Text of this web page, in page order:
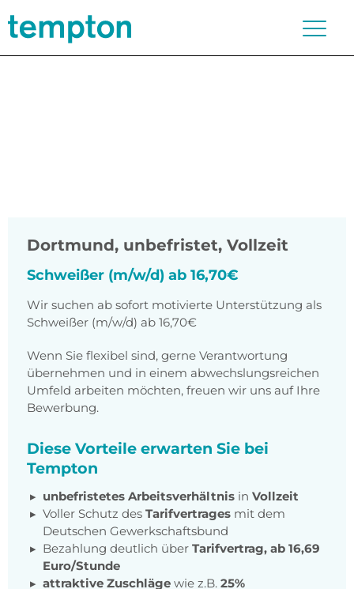
Dortmund, unbefristet, Vollzeit
Schweißer (m/w/d) ab 16,70€
Wir suchen ab sofort motivierte Unterstützung als
Schweißer (m/w/d) ab 16,70€
Wenn Sie flexibel sind, gerne Verantwortung
übernehmen und in einem abwechslungsreichen
Umfeld arbeiten möchten, freuen wir uns auf Ihre
Bewerbung.
Diese Vorteile erwarten Sie bei
Tempton
unbefristetes Arbeitsverhältnis in Vollzeit
Voller Schutz des Tarifvertrages mit dem
Deutschen Gewerkschaftsbund
Bezahlung deutlich über Tarifvertrag, ab 16,69
Euro/Stunde
attraktive Zuschläge wie z.B. 25%